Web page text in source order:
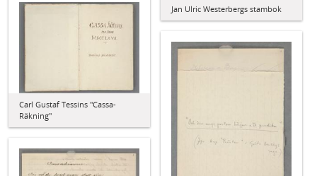
Jan Ulric Westerbergs stambok
Carl Gustaf Tessins "Cassa-
Räkning"